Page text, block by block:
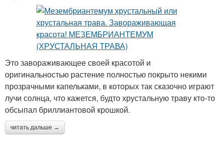
Это завораживающее своей красотой и
оригинальностью растение полностью покрыто некими
прозрачными капельками, в которых так сказочно играют
лучи солнца, что кажется, будто хрустальную траву кто-то
обсыпал бриллиантовой крошкой.
читать дальше →